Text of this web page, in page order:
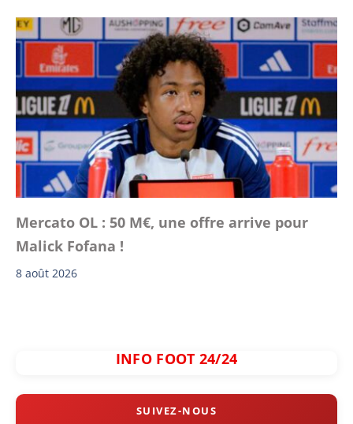
Mercato OL : 50 M€, une offre arrive pour
Malick Fofana !
8 août 2026
INFO FOOT 24/24